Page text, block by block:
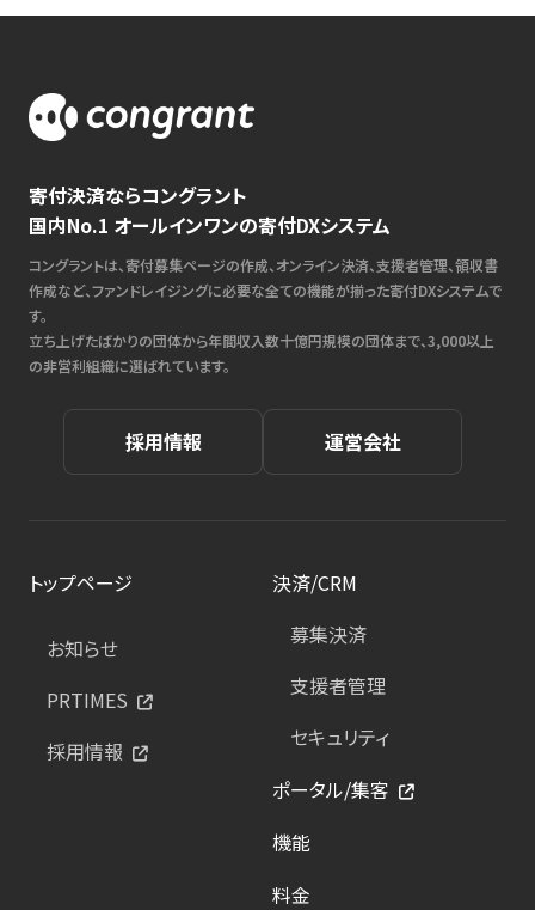
寄付決済ならコングラント
国内No.1 オールインワンの寄付DXシステム
コングラントは、寄付募集ページの作成、オンライン決済、支援者管理、領収書
作成など、ファンドレイジングに必要な全ての機能が揃った寄付DXシステムで
す。
立ち上げたばかりの団体から年間収入数十億円規模の団体まで、3,000以上
の非営利組織に選ばれています。
採用情報 運営会社
トップページ
お知らせ
PRTIMES
採用情報
決済/CRM
募集決済
支援者管理
セキュリティ
ポータル/集客
機能
料金